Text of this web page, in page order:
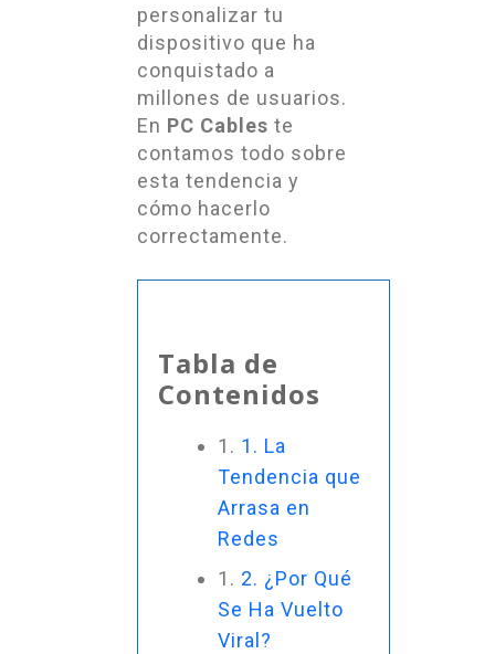
personalizar tu
dispositivo que ha
conquistado a
millones de usuarios.
En PC Cables te
contamos todo sobre
esta tendencia y
cómo hacerlo
correctamente.
Tabla de
Contenidos
1. La
Tendencia que
Arrasa en
Redes
2. ¿Por Qué
Se Ha Vuelto
Viral?